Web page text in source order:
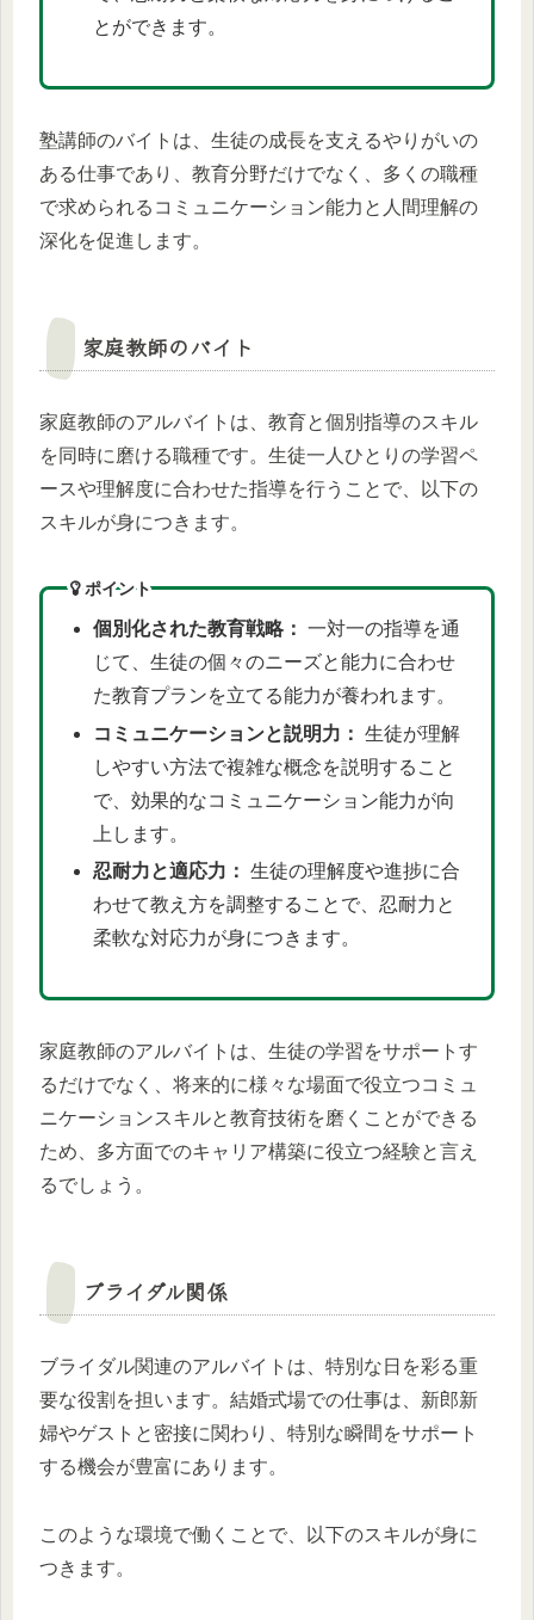
とができます。
塾講師のバイトは、生徒の成長を支えるやりがいの
ある仕事であり、教育分野だけでなく、多くの職種
で求められるコミュニケーション能力と人間理解の
深化を促進します。
家庭教師のバイト
家庭教師のアルバイトは、教育と個別指導のスキル
を同時に磨ける職種です。生徒一人ひとりの学習ペ
ースや理解度に合わせた指導を行うことで、以下の
スキルが身につきます。
ポイント
個別化された教育戦略： 一対一の指導を通
じて、生徒の個々のニーズと能力に合わせ
た教育プランを立てる能力が養われます。
コミュニケーションと説明力： 生徒が理解
しやすい方法で複雑な概念を説明すること
で、効果的なコミュニケーション能力が向
上します。
忍耐力と適応力： 生徒の理解度や進捗に合
わせて教え方を調整することで、忍耐力と
柔軟な対応力が身につきます。
家庭教師のアルバイトは、生徒の学習をサポートす
るだけでなく、将来的に様々な場面で役立つコミュ
ニケーションスキルと教育技術を磨くことができる
ため、多方面でのキャリア構築に役立つ経験と言え
るでしょう。
ブライダル関係
ブライダル関連のアルバイトは、特別な日を彩る重
要な役割を担います。結婚式場での仕事は、新郎新
婦やゲストと密接に関わり、特別な瞬間をサポート
する機会が豊富にあります。
このような環境で働くことで、以下のスキルが身に
つきます。